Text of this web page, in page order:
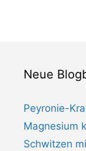
Neue
Peyronie-
Magnesium
Schwitzen